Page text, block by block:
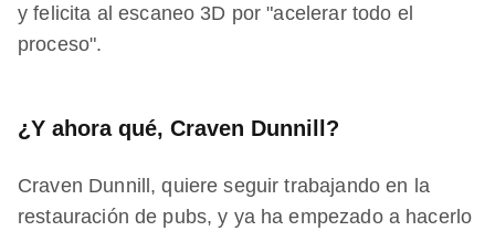
y felicita al escaneo 3D por "acelerar todo el
proceso".
¿Y ahora qué, Craven Dunnill?
Craven Dunnill, quiere seguir trabajando en la
restauración de pubs, y ya ha empezado a hacerlo